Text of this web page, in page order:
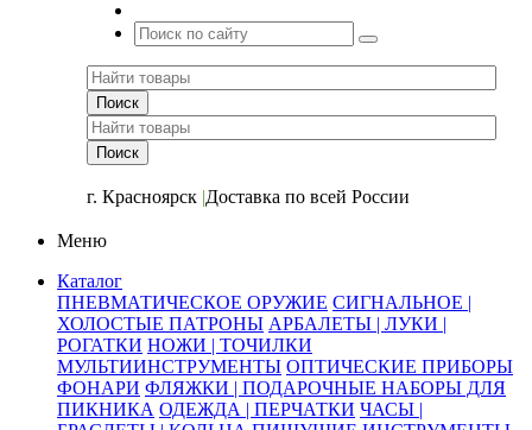
г. Красноярск |Доставка по всей России
Меню
Каталог
ПНЕВМАТИЧЕСКОЕ ОРУЖИЕ СИГНАЛЬНОЕ |
ХОЛОСТЫЕ ПАТРОНЫ АРБАЛЕТЫ | ЛУКИ |
РОГАТКИ НОЖИ | ТОЧИЛКИ
МУЛЬТИИНСТРУМЕНТЫ ОПТИЧЕСКИЕ ПРИБОРЫ
ФОНАРИ ФЛЯЖКИ | ПОДАРОЧНЫЕ НАБОРЫ ДЛЯ
ПИКНИКА ОДЕЖДА | ПЕРЧАТКИ ЧАСЫ |